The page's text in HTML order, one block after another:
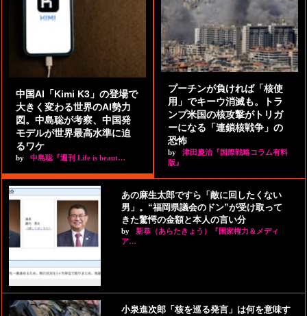
中国AI「Kimi K3」の登場で
大きく変わる世界のAI勢力
図。中島聡が考察、中国発
モデルが世界最高水準に迫
るワケ
by 中島聡『週刊 Life is beaut…
プーチンが負ければ「核使
用」でキーウ消滅も。トラ
ンプ米国の核攻撃がトリガ
ーになる「連鎖核戦争」の
恐怖
by
津田慶治『国際戦略コラム有料
版』
あの麻生太郎ですら「敵に回したくない
男」。“福岡県議会のドン”が受け取って
きた驚愕の金額と本人の言い分
by
新恭（あらたきょう）『国家権力＆メディ
ア…
小泉進次郎「核を巡る発言」は何を意味す